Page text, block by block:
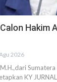
Hakim
2026
KY